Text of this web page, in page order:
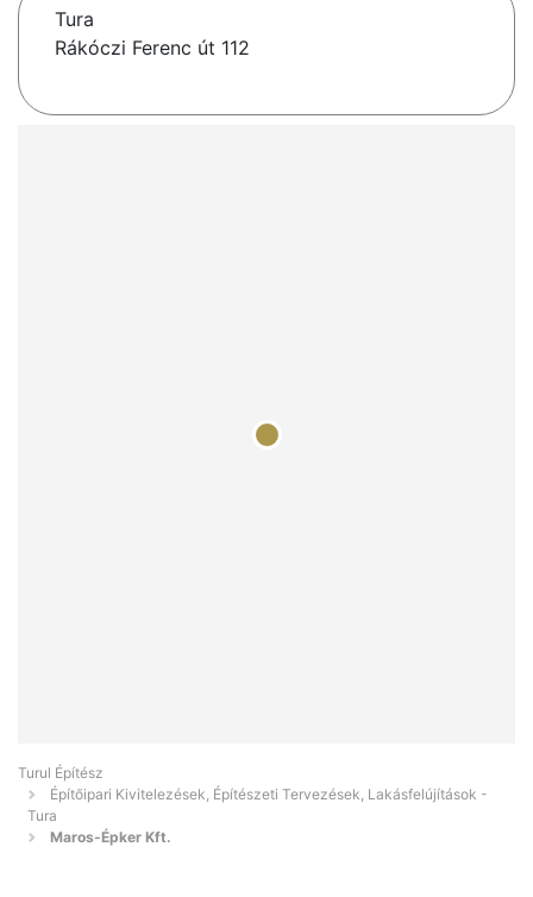
Tura
Rákóczi Ferenc út 112
Turul Építész
Építőipari Kivitelezések, Építészeti Tervezések, Lakásfelújítások -
Tura
Maros-Épker Kft.